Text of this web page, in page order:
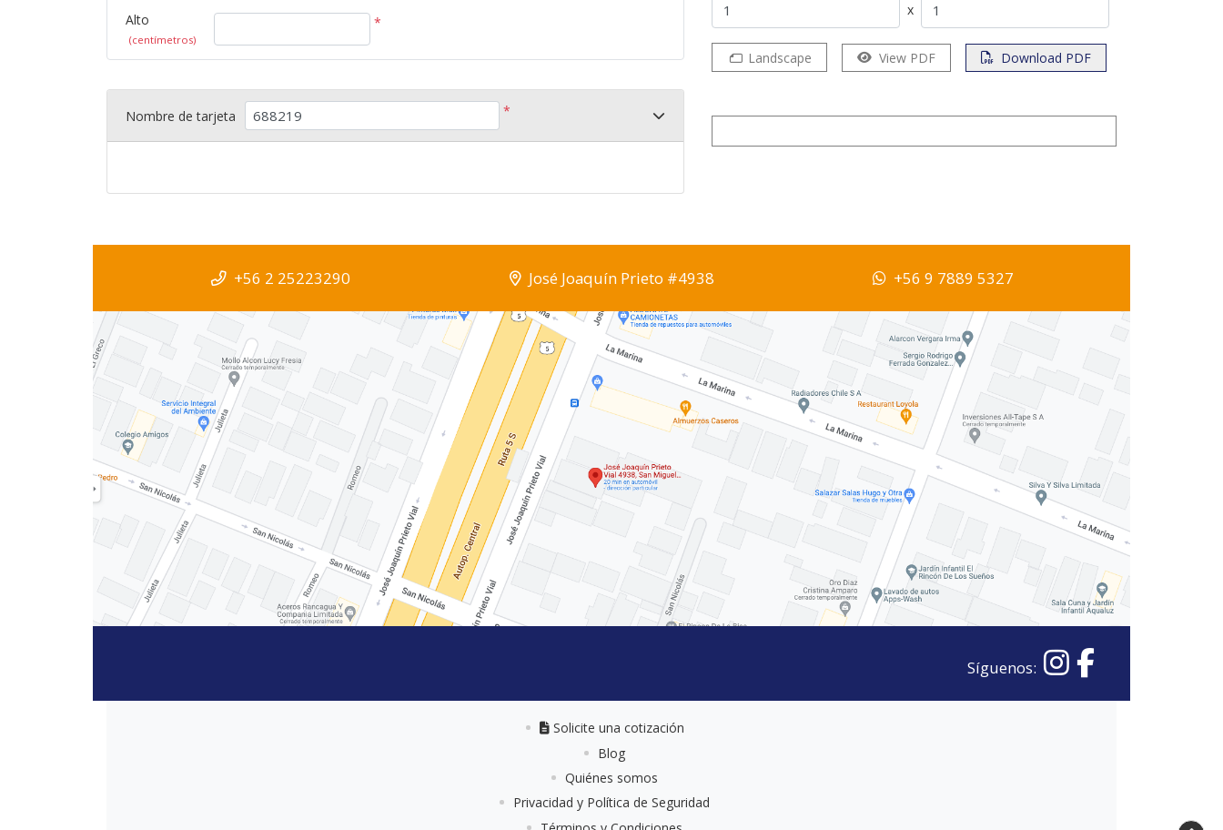
x
Landscape View PDF Download PDF
Alto
(centímetros)
*
Nombre de tarjeta *
+56 2 25223290 José Joaquín Prieto #4938 +56 9 7889 5327
Síguenos:
Solicite una cotización
Solicite una cotización
Blog
Quiénes somos
Privacidad y Política de Seguridad